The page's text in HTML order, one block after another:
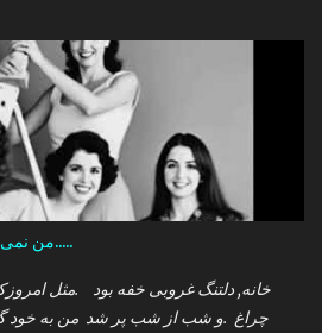
606..... من نمی‌دانستم معنی هرگز را.....
چراغ .و شب از شب پر شد من به خود